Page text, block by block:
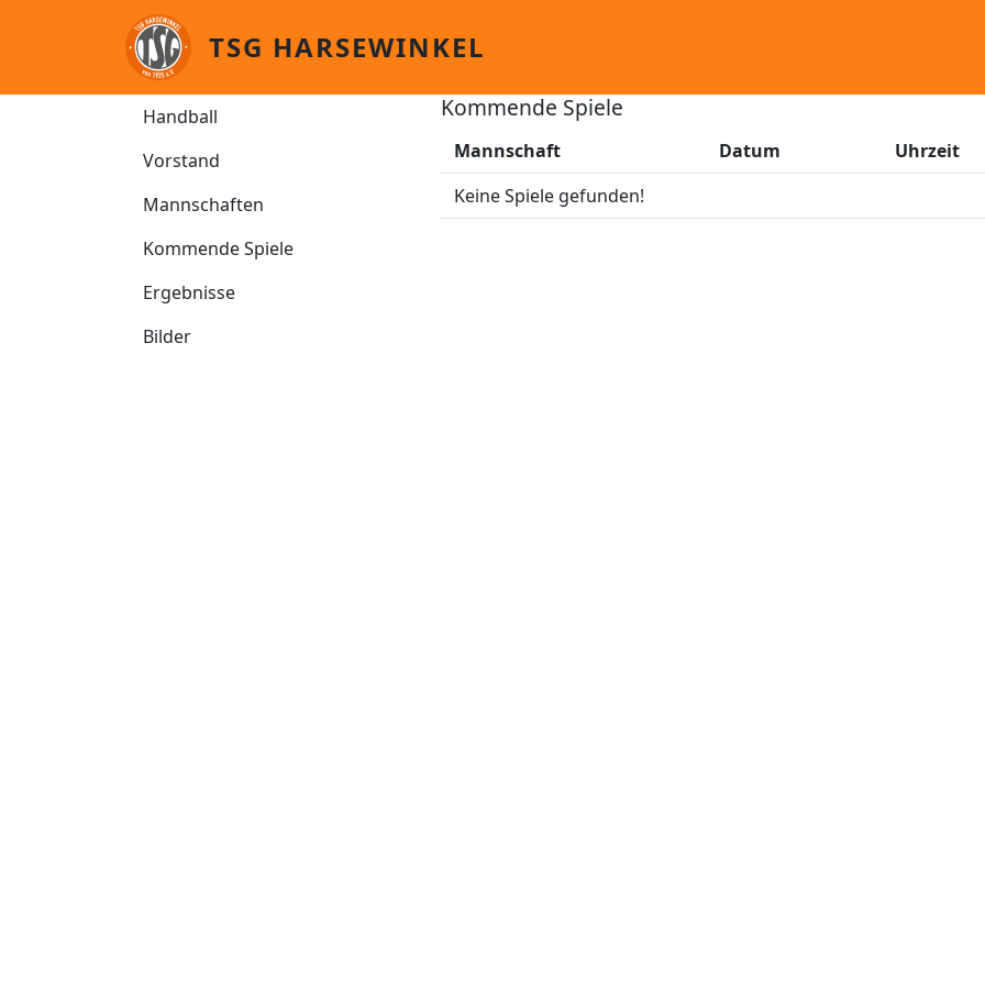
Direkt zum Inhalt
TSG HARSEWINKEL
Handball
Handball
Vorstand
Mannschaften
Kommende Spiele
Ergebnisse
Bilder
Kommende Spiele
Mannschaft Datum Uhrzeit
Keine Spiele gefunden!